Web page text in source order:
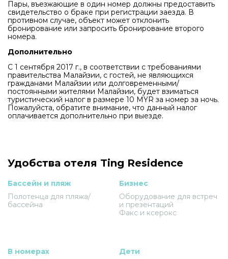
Пары, въезжающие в один номер должны предоставить
свидетельство о браке при регистрации заезда. В
противном случае, объект может отклонить
бронирование или запросить бронирование второго
номера.
Дополнительно
С 1 сентября 2017 г., в соответствии с требованиями
правительства Малайзии, с гостей, не являющихся
гражданами Малайзии или долговременными/
постоянными жителями Малайзии, будет взиматься
туристический налог в размере 10 MYR за номер за ночь.
Пожалуйста, обратите внимание, что данный налог
оплачивается дополнительно при выезде.
Удобства отеля Ting Residence
Бассейн и пляж
Полотенца для пляжа/
бассейна
Бизнес
Оборудование для встреч
и презентаций
Факс и ксерокс
В номерах
Дети